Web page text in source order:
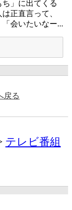
」に出てくる
正直言って、
会いたいなー...
戻る
テレビ番組